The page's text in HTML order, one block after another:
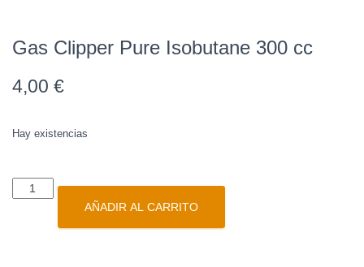
Gas Clipper Pure Isobutane 300 cc
4,00 €
Hay existencias
AÑADIR AL CARRITO